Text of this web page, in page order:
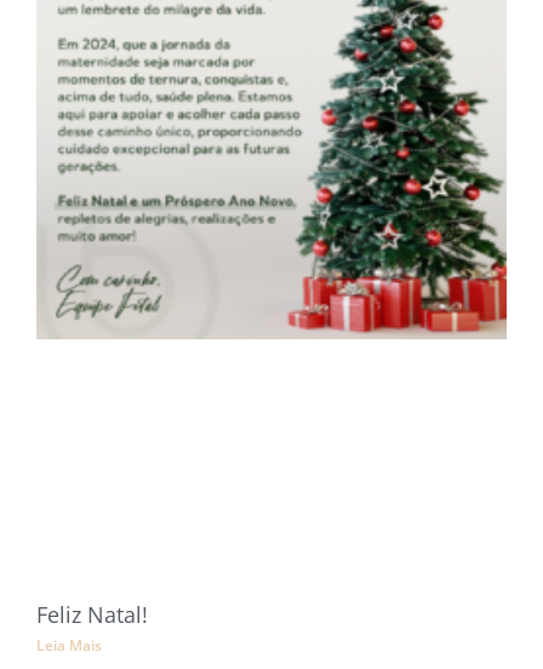
Feliz Natal!
Leia Mais